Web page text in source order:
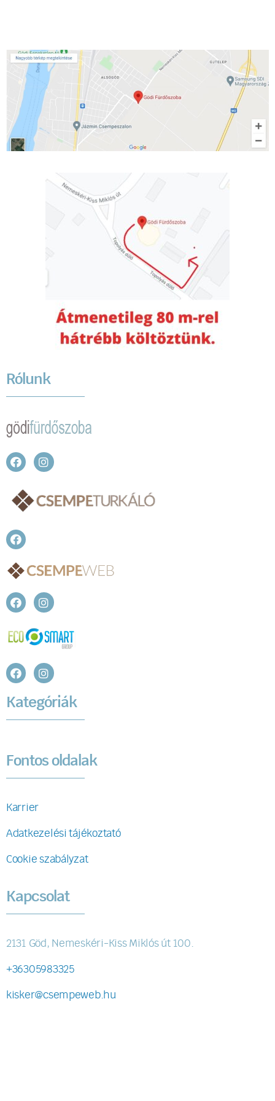
Rólunk
Kategóriák
Fontos oldalak
Karrier
Adatkezelési tájékoztató
Cookie szabályzat
Kapcsolat
2131 Göd, Nemeskéri-Kiss Miklós út 100.
+36305983325
kisker@csempeweb.hu